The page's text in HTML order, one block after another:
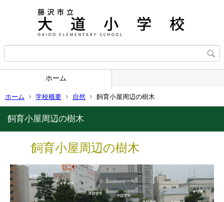
ホーム
ホーム 学校概要 自然 飼育小屋周辺の樹木
飼育小屋周辺の樹木
飼育小屋周辺の樹木